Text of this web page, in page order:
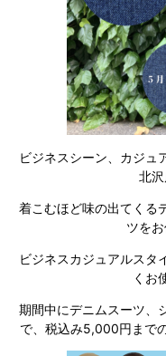
ビジネスシーン、カジュ
北沢
着こむほど味の出てくる
ツを
ビジネスカジュアルスタ
くお
期間中にデニムスーツ、
で、税込み5,000円まで